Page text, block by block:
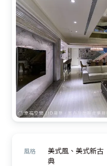
風格
美式風、美式新古
典